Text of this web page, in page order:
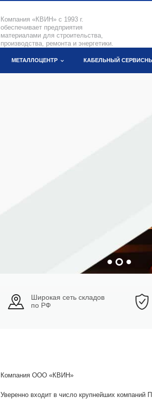
Компания «КВИН» с 1993 г.
обеспечивает предприятия
материалами для строительства,
производства, ремонта и энергетики.
МЕТАЛЛОЦЕНТР КАБЕЛЬНЫЙ
Широкая сеть складов
по РФ
Компания ООО «КВИН»
Уверенно входит в число крупнейших компаний